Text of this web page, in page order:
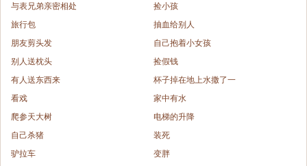
与表兄弟亲密相处
捡小孩
旅行包
抽血给别人
朋友剪头发
自己抱着小女孩
别人送枕头
捡假钱
有人送东西来
杯子掉在地上水撒了一
看戏
家中有水
爬参天大树
电梯的升降
自己杀猪
装死
驴拉车
变胖